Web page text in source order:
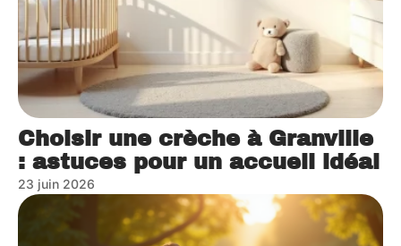
Choisir une crèche à Granville
: astuces pour un accueil idéal
23 juin 2026